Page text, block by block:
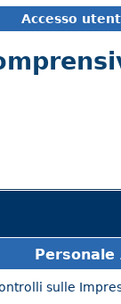
Accesso
Personale
sulle